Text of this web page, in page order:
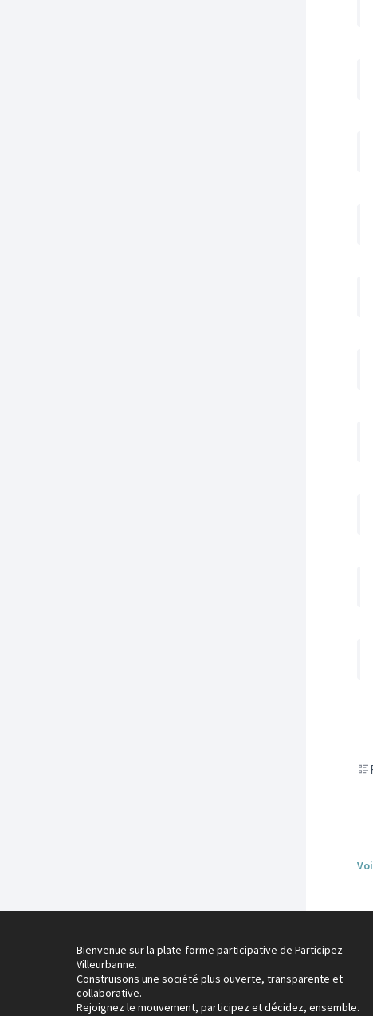
Bienvenue sur la plate-forme participative de Participez
Villeurbanne.
Construisons une société plus ouverte, transparente et
collaborative.
Rejoignez le mouvement, participez et décidez, ensemble.